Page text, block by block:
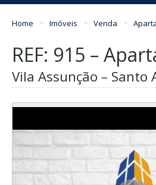
Home Imóveis Venda
REF: 915 –
Vila Assunção – Santo